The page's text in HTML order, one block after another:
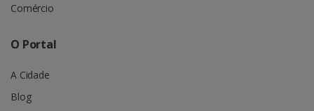
Comércio
O Portal
A Cidade
Blog